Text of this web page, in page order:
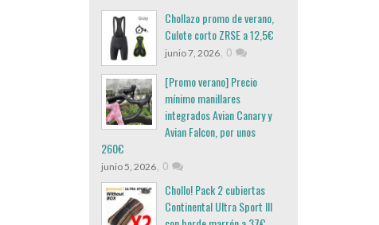
Chollazo promo de verano,
Culote corto ZRSE a 12,5€
junio 7, 2026, 0
[Promo verano] Precio
mínimo manillares
integrados Avian Canary y
Avian Falcon, por unos
260€
junio 5, 2026, 0
Chollo! Pack 2 cubiertas
Continental Ultra Sport III